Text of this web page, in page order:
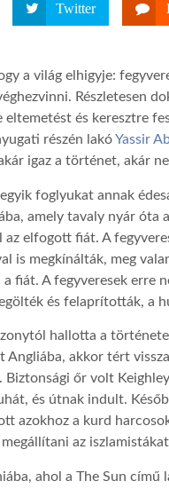
Twitter
a világ elhigyje:
Részletesen
eltemetést és keresztre
részén lakóYassir
igaz a történet, akár
foglyukat annak
amely tavaly nyár óta
elfogott fiát. A
is megkínálták, meg
fiát. A fegyveresek erre
és felaprították, a
hallotta a
akkor tért
őr volt
és útnak indult.
azokhoz a kurd
az
ahol a The Sun című